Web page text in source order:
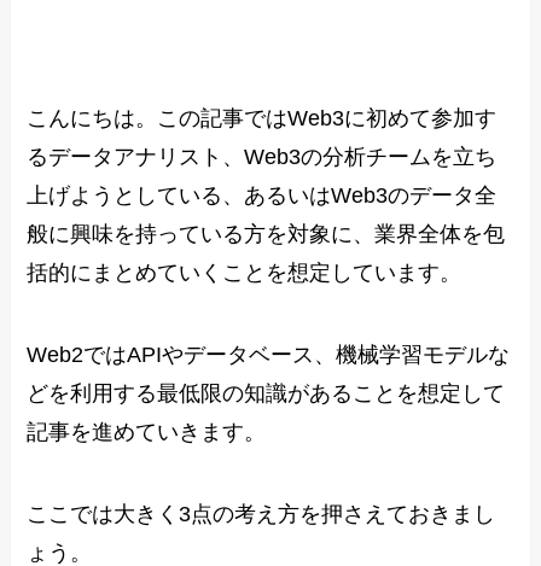
こんにちは。この記事ではWeb3に初めて参加す
るデータアナリスト、Web3の分析チームを立ち
上げようとしている、あるいはWeb3のデータ全
般に興味を持っている方を対象に、業界全体を包
括的にまとめていくことを想定しています。
Web2ではAPIやデータベース、機械学習モデルな
どを利用する最低限の知識があることを想定して
記事を進めていきます。
ここでは大きく3点の考え方を押さえておきまし
ょう。